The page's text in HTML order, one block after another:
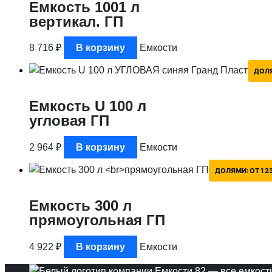
Емкость 1001 л
вертикал. ГП
8 716 ₽ В корзину Емкости
Емкость U 100 л
угловая ГП
2 964 ₽ В корзину Емкости
ДОЛЯМИ:ОТ 1
Емкость 300 л
прямоугольная ГП
4 922 ₽ В корзину Емкости